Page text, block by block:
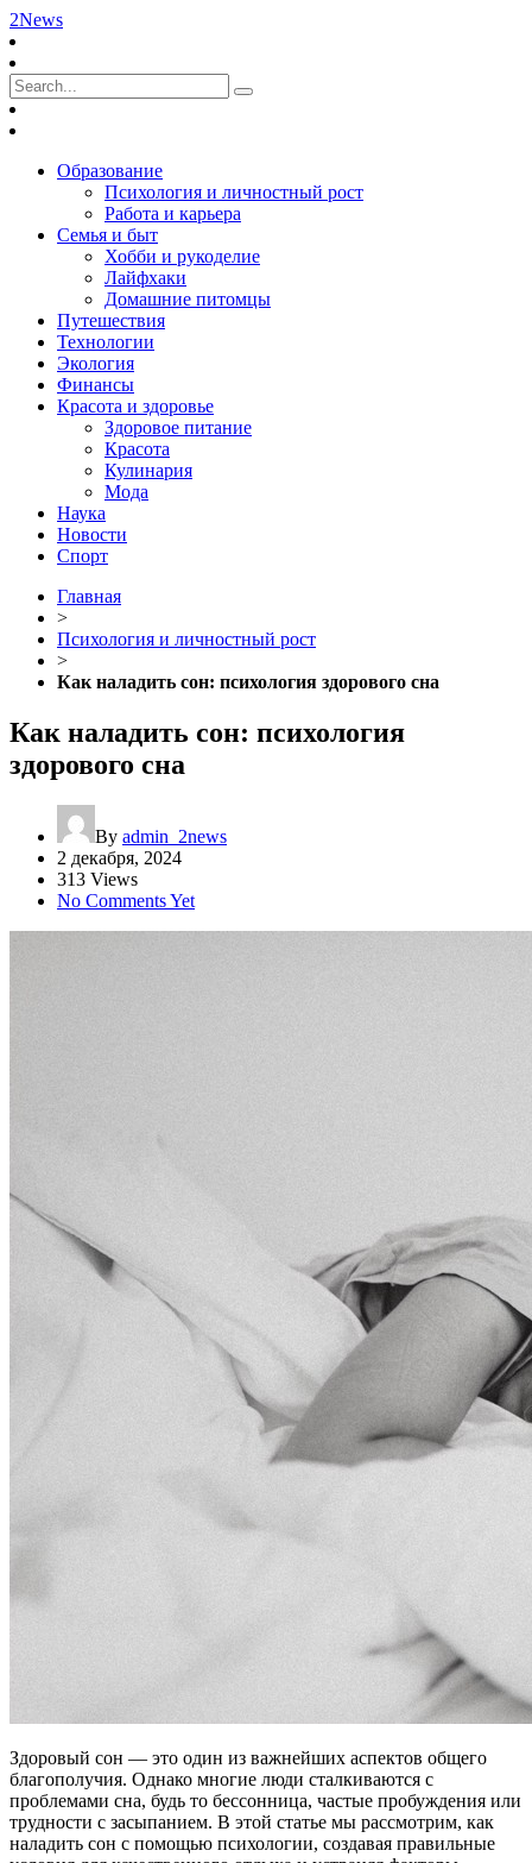
2News
Образование
Психология и личностный рост
Работа и карьера
Семья и быт
Хобби и рукоделие
Лайфхаки
Домашние питомцы
Путешествия
Технологии
Экология
Финансы
Красота и здоровье
Здоровое питание
Красота
Кулинария
Мода
Наука
Новости
Спорт
Главная
>
Психология и личностный рост
>
Как наладить сон: психология здорового сна
Как наладить сон: психология
здорового сна
By admin_2news
2 декабря, 2024
313 Views
No Comments Yet
Здоровый сон — это один из важнейших аспектов общего
благополучия. Однако многие люди сталкиваются с
проблемами сна, будь то бессонница, частые пробуждения или
трудности с засыпанием. В этой статье мы рассмотрим, как
наладить сон с помощью психологии, создавая правильные